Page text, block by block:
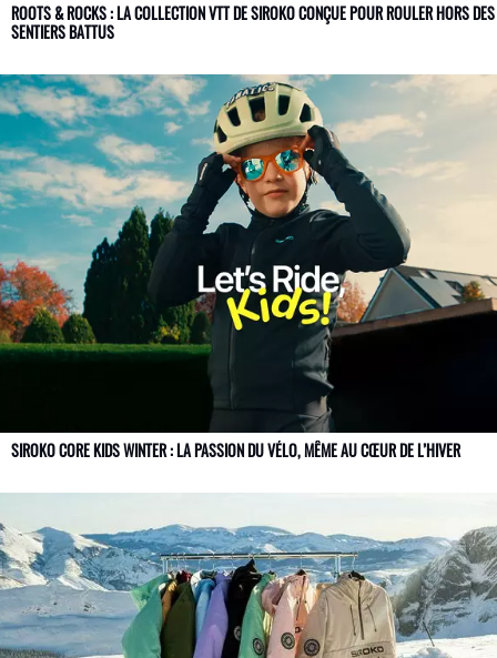
ROOTS & ROCKS : LA COLLECTION VTT DE SIROKO CONÇUE POUR ROULER HORS DES
SENTIERS BATTUS
SIROKO CORE KIDS WINTER : LA PASSION DU VÉLO, MÊME AU CŒUR DE L’HIVER